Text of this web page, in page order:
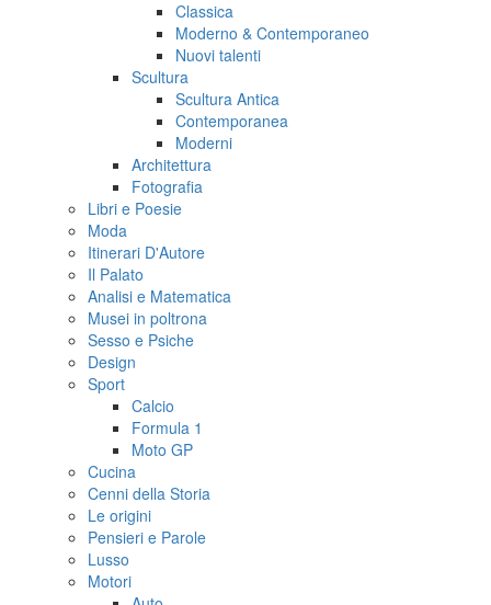
Classica
Moderno & Contemporaneo
Nuovi talenti
Scultura
Scultura Antica
Contemporanea
Moderni
Architettura
Fotografia
Libri e Poesie
Moda
Itinerari D'Autore
Il Palato
Analisi e Matematica
Musei in poltrona
Sesso e Psiche
Design
Sport
Calcio
Formula 1
Moto GP
Cucina
Cenni della Storia
Le origini
Pensieri e Parole
Lusso
Motori